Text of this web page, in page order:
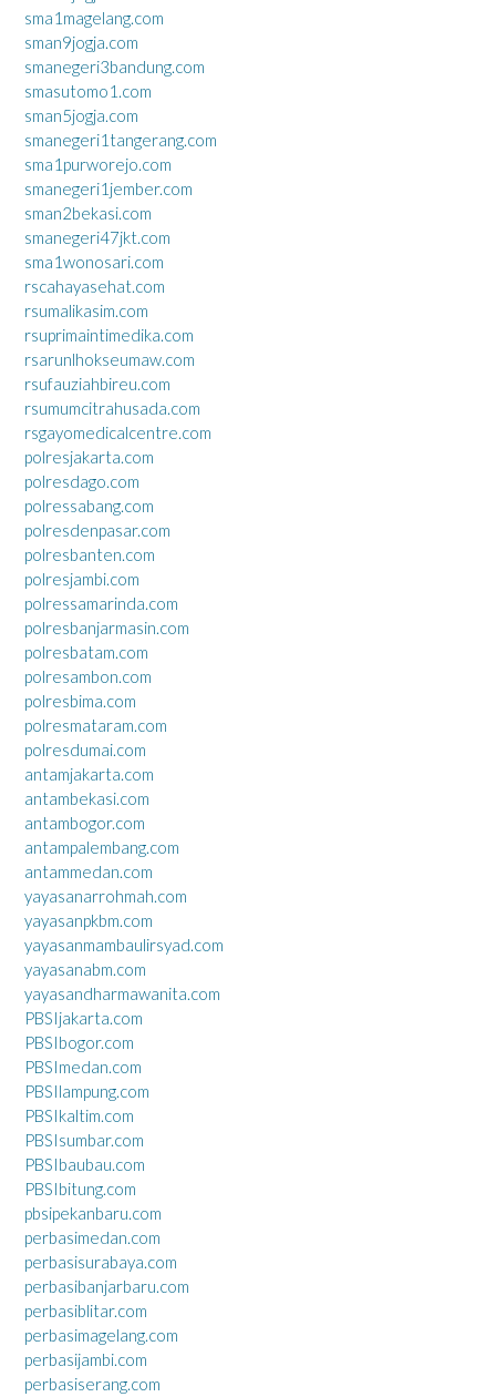
sma1magelang.com
sman9jogja.com
smanegeri3bandung.com
smasutomo1.com
sman5jogja.com
smanegeri1tangerang.com
sma1purworejo.com
smanegeri1jember.com
sman2bekasi.com
smanegeri47jkt.com
sma1wonosari.com
rscahayasehat.com
rsumalikasim.com
rsuprimaintimedika.com
rsarunlhokseumaw.com
rsufauziahbireu.com
rsumumcitrahusada.com
rsgayomedicalcentre.com
polresjakarta.com
polresdago.com
polressabang.com
polresdenpasar.com
polresbanten.com
polresjambi.com
polressamarinda.com
polresbanjarmasin.com
polresbatam.com
polresambon.com
polresbima.com
polresmataram.com
polresdumai.com
antamjakarta.com
antambekasi.com
antambogor.com
antampalembang.com
antammedan.com
yayasanarrohmah.com
yayasanpkbm.com
yayasanmambaulirsyad.com
yayasanabm.com
yayasandharmawanita.com
PBSIjakarta.com
PBSIbogor.com
PBSImedan.com
PBSIlampung.com
PBSIkaltim.com
PBSIsumbar.com
PBSIbaubau.com
PBSIbitung.com
pbsipekanbaru.com
perbasimedan.com
perbasisurabaya.com
perbasibanjarbaru.com
perbasiblitar.com
perbasimagelang.com
perbasijambi.com
perbasiserang.com